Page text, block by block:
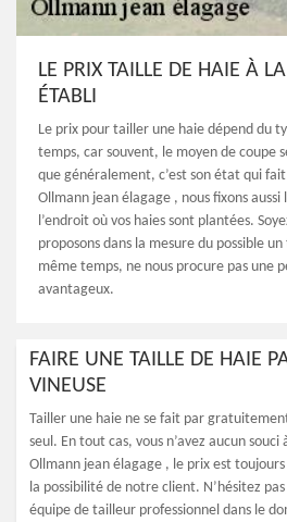
LE PRIX TAILLE DE HAIE À
ÉTABLI
Le prix pour tailler une haie dépend du
temps, car souvent, le moyen de coupe
que généralement, c’est son état qui
Ollmann jean élagage , nous fixons aussi
l’endroit où vos haies sont plantées.
proposons dans la mesure du possible
même temps, ne nous procure pas une
avantageux.
FAIRE UNE TAILLE DE HAIE
VINEUSE
Tailler une haie ne se fait par
seul. En tout cas, vous n’avez aucun souci
Ollmann jean élagage , le prix est
la possibilité de notre client. N’hésitez
équipe de tailleur professionnel dans le